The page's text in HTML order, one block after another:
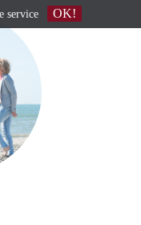
service OK!